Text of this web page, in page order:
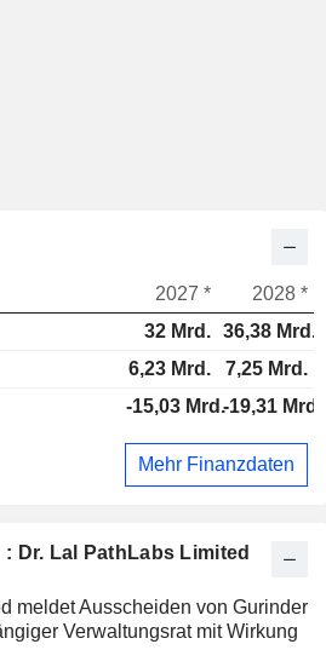
Dr. Lal PathLabs Limited
meldet Ausscheiden von Gurinder
Verwaltungsrat mit Wirkung
2027 *
2028 *
32 Mrd. 36,38 Mrd.
6,23 Mrd.
7,25 Mrd.
-15,03 Mrd.-19,31 Mrd.
Mehr Finanzdaten